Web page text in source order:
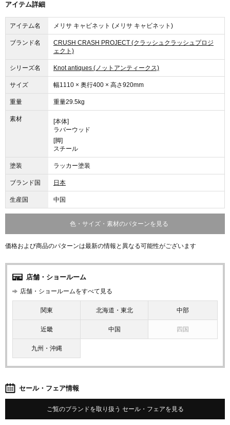
アイテム詳細
アイテム名 メリサ キャビネット (メリサ キャビネット)
ブランド名
CRUSH CRASH PROJECT (クラッシュクラッシュプロジ
ェクト)
シリーズ名 Knot antiques (ノットアンティークス)
サイズ 幅1110 × 奥行400 × 高さ920mm
重量 重量29.5kg
素材
[本体]
ラバーウッド
[脚]
スチール
塗装 ラッカー塗装
ブランド国 日本
生産国 中国
色・サイズ・素材のパターンを見る
価格および商品のパターンは最新の情報と異なる可能性がございます
店舗・ショールーム
店舗・ショールームをすべて見る
関東 北海道・東北 中部
近畿 中国 四国
九州・沖縄
セール・フェア情報
ご覧のブランドを取り扱う セール・フェアを見る